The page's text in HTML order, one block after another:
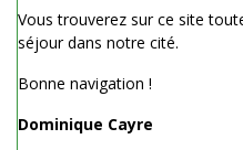
Vous trouverez sur ce site
séjour dans notre cité.
Bonne navigation !
Dominique Cayre